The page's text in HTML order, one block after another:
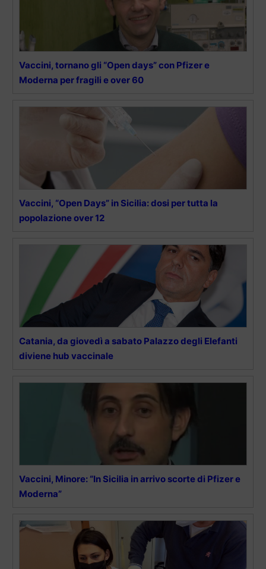
Vaccini, tornano gli “Open days” con Pfizer e
Moderna per fragili e over 60
Vaccini, “Open Days” in Sicilia: dosi per tutta la
popolazione over 12
Catania, da giovedì a sabato Palazzo degli Elefanti
diviene hub vaccinale
Vaccini, Minore: “In Sicilia in arrivo scorte di Pfizer e
Moderna”